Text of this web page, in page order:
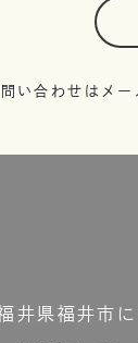
い合わせはメ
井県福井市に